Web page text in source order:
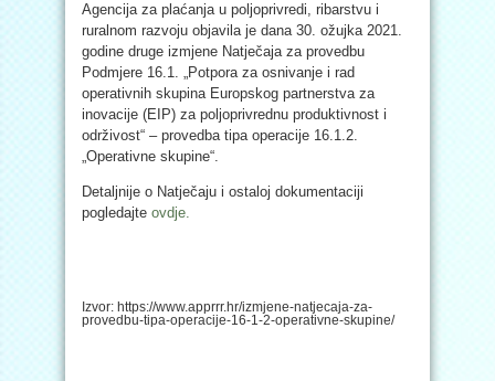
Agencija za plaćanja u poljoprivredi, ribarstvu i
ruralnom razvoju objavila je dana 30. ožujka 2021.
godine druge izmjene Natječaja za provedbu
Podmjere 16.1. „Potpora za osnivanje i rad
operativnih skupina Europskog partnerstva za
inovacije (EIP) za poljoprivrednu produktivnost i
održivost“ – provedba tipa operacije 16.1.2.
„Operativne skupine“.
Detaljnije o Natječaju i ostaloj dokumentaciji
pogledajte ovdje.
Izvor: https://www.apprrr.hr/izmjene-natjecaja-za-
provedbu-tipa-operacije-16-1-2-operativne-skupine/